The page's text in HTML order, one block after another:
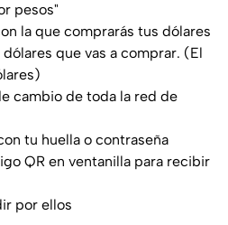
pesos"
la que comprarás tus dólares
que vas a comprar. (El
cambio de toda la red de
tu huella o contraseña
QR en ventanilla para recibir
por ellos